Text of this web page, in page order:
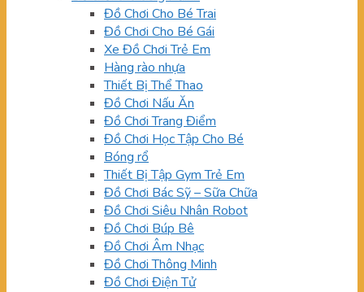
Đồ Chơi Cho Bé Trai
Đồ Chơi Cho Bé Gái
Xe Đồ Chơi Trẻ Em
Hàng rào nhựa
Thiết Bị Thể Thao
Đồ Chơi Nấu Ăn
Đồ Chơi Trang Điểm
Đồ Chơi Học Tập Cho Bé
Bóng rổ
Thiết Bị Tập Gym Trẻ Em
Đồ Chơi Bác Sỹ – Sữa Chữa
Đồ Chơi Siêu Nhân Robot
Đồ Chơi Búp Bê
Đồ Chơi Âm Nhạc
Đồ Chơi Thông Minh
Đồ Chơi Điện Tử